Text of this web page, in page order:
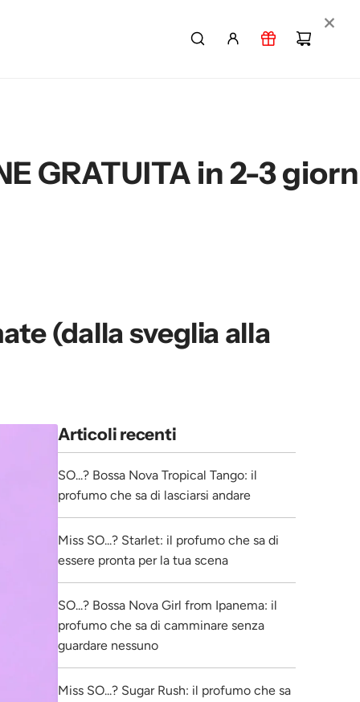
giorni per ordini
(dalla sveglia alla
Articoli recenti
SO...? Bossa Nova Tropical Tango: il
profumo che sa di lasciarsi andare
Miss SO...? Starlet: il profumo che sa di
essere pronta per la tua scena
SO...? Bossa Nova Girl from Ipanema: il
profumo che sa di camminare senza
guardare nessuno
Miss SO...? Sugar Rush: il profumo che sa
×